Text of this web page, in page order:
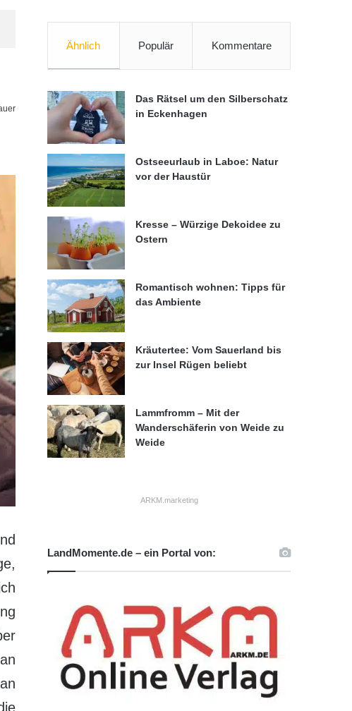
Ähnlich Populär Kommentare
Das Rätsel um den Silberschatz
in Eckenhagen
Ostseeurlaub in Laboe: Natur
vor der Haustür
Kresse – Würzige Dekoidee zu
Ostern
Romantisch wohnen: Tipps für
das Ambiente
Kräutertee: Vom Sauerland bis
zur Insel Rügen beliebt
Lammfromm – Mit der
Wanderschäferin von Weide zu
Weide
ARKM.marketing
LandMomente.de – ein Portal von: